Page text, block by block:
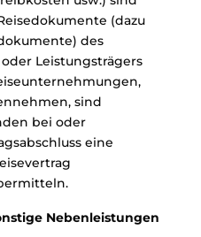
(dazu
des
Leistungsträgers
sind
bei oder
eine
Nebenleistungen